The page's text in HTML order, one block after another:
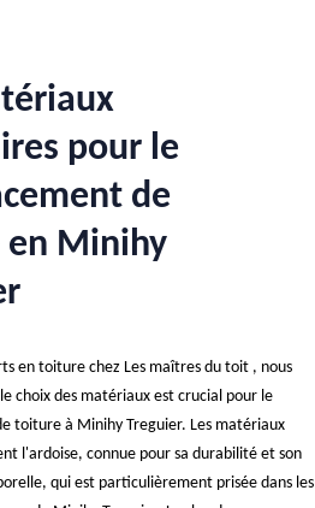
pour le
de
Minihy
en toiture chez Les maîtres du toit , nous
choix des matériaux est crucial pour le
toiture à Minihy Treguier. Les matériaux
l'ardoise, connue pour sa durabilité et son
qui est particulièrement prisée dans les